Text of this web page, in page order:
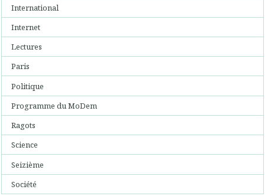
International
Internet
Lectures
Paris
Politique
Programme du MoDem
Ragots
Science
Seizième
Société